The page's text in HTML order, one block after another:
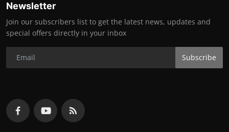
Newsletter
Join our subscribers list to get the latest news, updates and
special offers directly in your inbox
Subscribe